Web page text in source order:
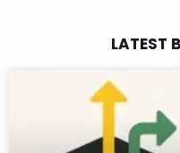
LATEST